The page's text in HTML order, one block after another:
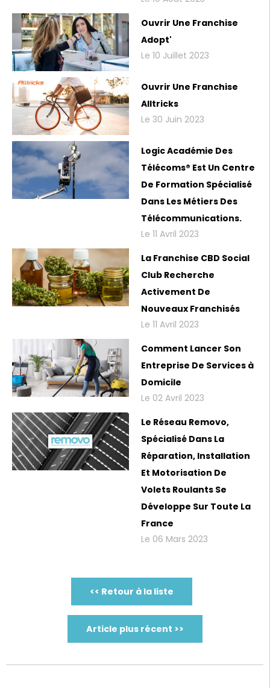
Ouvrir Une Franchise
Adopt'
Le 10 Juillet 2023
Ouvrir Une Franchise
Alltricks
Le 30 Juin 2023
Logic Académie Des
Télécoms® Est Un Centre
De Formation Spécialisé
Dans Les Métiers Des
Télécommunications.
Le 11 Avril 2023
La Franchise CBD Social
Club Recherche
Activement De
Nouveaux Franchisés
Le 11 Avril 2023
Comment Lancer Son
Entreprise De Services à
Domicile
Le 02 Avril 2023
Le Réseau Removo,
Spécialisé Dans La
Réparation, Installation
Et Motorisation De
Volets Roulants Se
Développe Sur Toute La
France
Le 06 Mars 2023
<< Retour à la liste
Article plus récent >>